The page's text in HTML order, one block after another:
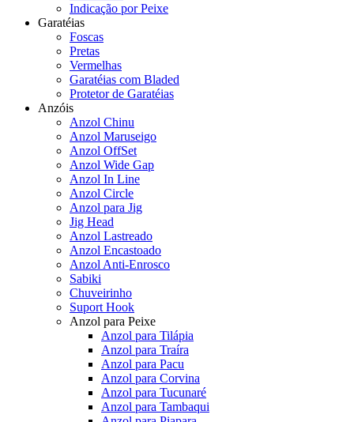
Indicação por Peixe
Garatéias
Foscas
Pretas
Vermelhas
Garatéias com Bladed
Protetor de Garatéias
Anzóis
Anzol Chinu
Anzol Maruseigo
Anzol OffSet
Anzol Wide Gap
Anzol In Line
Anzol Circle
Anzol para Jig
Jig Head
Anzol Lastreado
Anzol Encastoado
Anzol Anti-Enrosco
Sabiki
Chuveirinho
Suport Hook
Anzol para Peixe
Anzol para Tilápia
Anzol para Traíra
Anzol para Pacu
Anzol para Corvina
Anzol para Tucunaré
Anzol para Tambaqui